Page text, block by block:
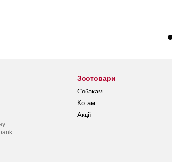
Зоотовари
Собакам
Котам
Акції